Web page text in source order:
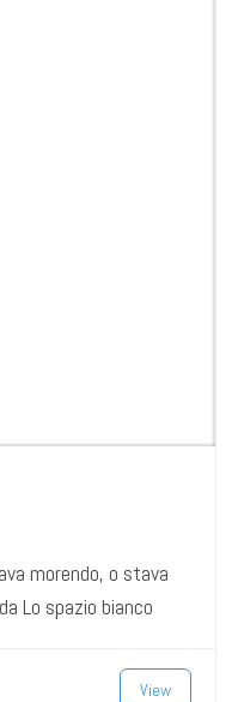
morendo, o stava
Lo spazio bianco
View